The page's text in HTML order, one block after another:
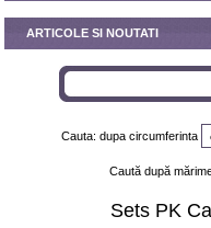
ARTICOLE SI NOUTATI
Cauta: dupa circumferinta
Caută după
Sets PK